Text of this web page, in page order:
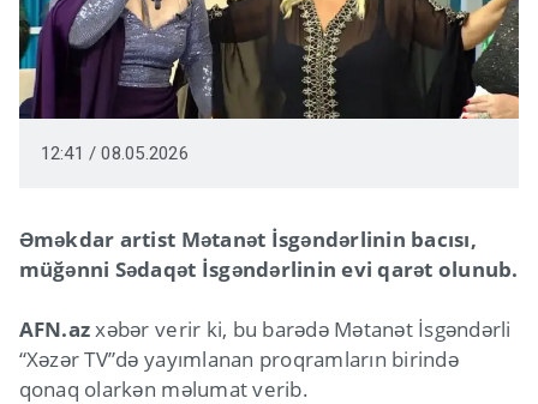
12:41 / 08.05.2026
Əməkdar artist Mətanət İsgəndərlinin bacısı,
müğənni Sədaqət İsgəndərlinin evi qarət olunub.
AFN.azxəbər verir ki, bu barədə Mətanət İsgəndərli
“Xəzər TV”də yayımlanan proqramların birində
qonaq olarkən məlumat verib.